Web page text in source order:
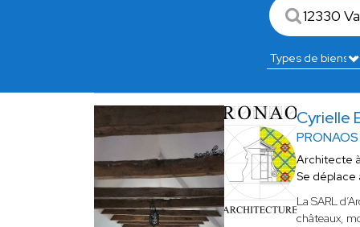
Cyrielle
PRONAOS
Architecte
Se déplace
La SARL
châteaux,